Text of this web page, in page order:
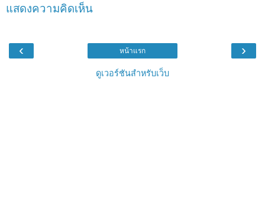
แสดงความคิดเห็น
‹ ›
หน้าแรก
ดูเวอร์ชันสำหรับเว็บ